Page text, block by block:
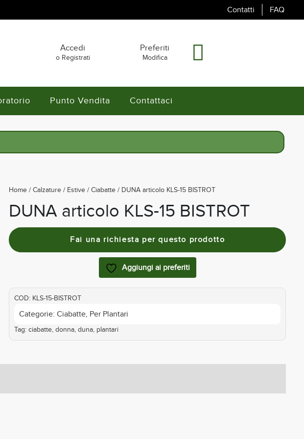
Contatti FAQ
Accedi
o Registrati
Preferiti
Modifica
Punto Vendita Contattaci
Home /Calzature / Estive /Ciabatte / DUNA articolo KLS-15 BISTROT
DUNA articolo KLS-15 BISTROT
Aggiungi ai preferiti
COD: KLS-15-BISTROT
Categorie:Ciabatte, Per Plantari
Tag:ciabatte,donna,duna, plantari